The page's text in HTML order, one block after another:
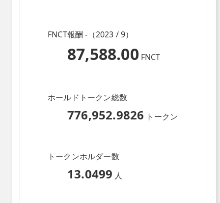
FNCT報酬 -（2023 / 9）
87,588.00 FNCT
ホールドトークン総数
776,952.9826 トークン
トークンホルダー数
13.0499 人